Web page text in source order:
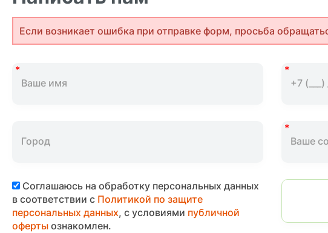
Если возникает ошибка при отправке форм, просьба
Соглашаюсь на обработку персональных данных
в соответствии с Политикой по защите
персональных данных, с условиями публичной
офертыознакомлен.